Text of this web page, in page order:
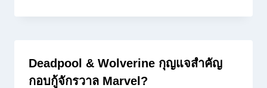
Deadpool & Wolverine กุญแจสำคัญ
กอบกู้จักรวาล Marvel?